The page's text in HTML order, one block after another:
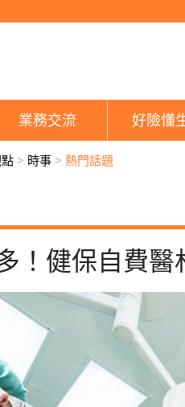
業務交流 好險懂
> 時事 > 熱門話題
！健保自費